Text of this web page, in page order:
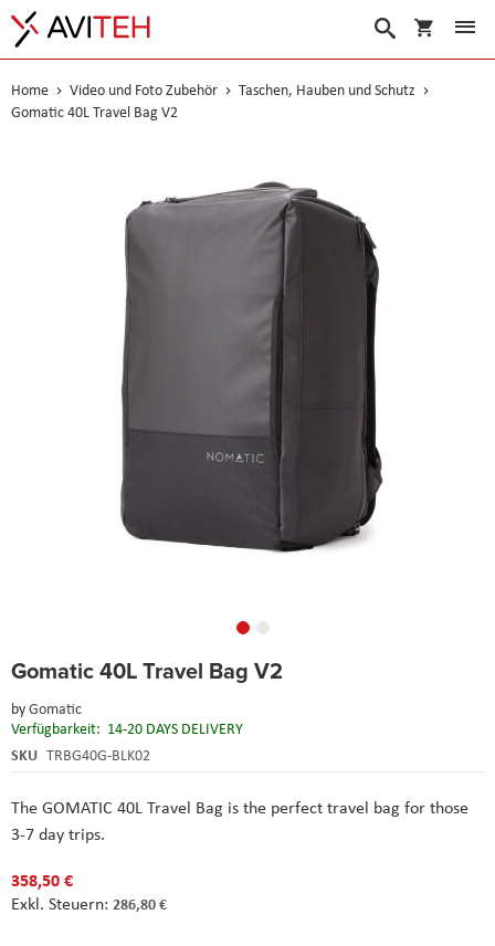
Suche
Home Video und Foto Zubehör
Taschen, Hauben und Schutz
Gomatic 40L Travel Bag V2
Gomatic 40L Travel Bag V2
byGomatic
Verfügbarkeit: 14-20 DAYS DELIVERY
SKU TRBG40G-BLK02
The GOMATIC 40L Travel Bag is the perfect travel bag for those
3-7 day trips.
358,50 €
286,80 €
to
beginning
of
the